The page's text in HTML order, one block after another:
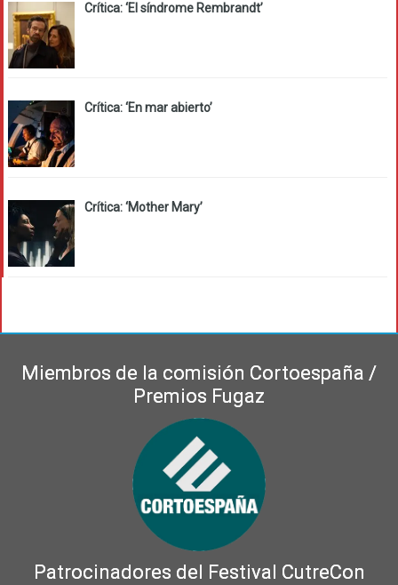
Crítica: ‘El síndrome Rembrandt’
Crítica: ‘En mar abierto’
Crítica: ‘Mother Mary’
Miembros de la comisión Cortoespaña /
Premios Fugaz
Patrocinadores del Festival CutreCon